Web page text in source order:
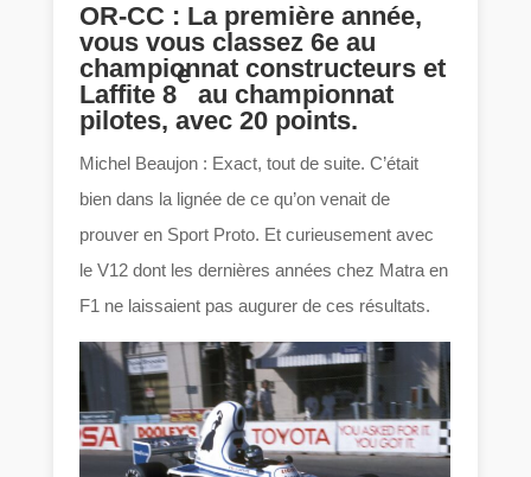
OR-CC : La première année,
vous vous classez 6e au
championnat constructeurs et
Laffite 8
e
au championnat
pilotes, avec 20 points.
Michel Beaujon : Exact, tout de suite. C’était
bien dans la lignée de ce qu’on venait de
prouver en Sport Proto. Et curieusement avec
le V12 dont les dernières années chez Matra en
F1 ne laissaient pas augurer de ces résultats.